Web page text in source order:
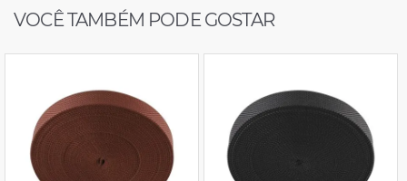
VOCÊ TAMBÉM PODE GOSTAR